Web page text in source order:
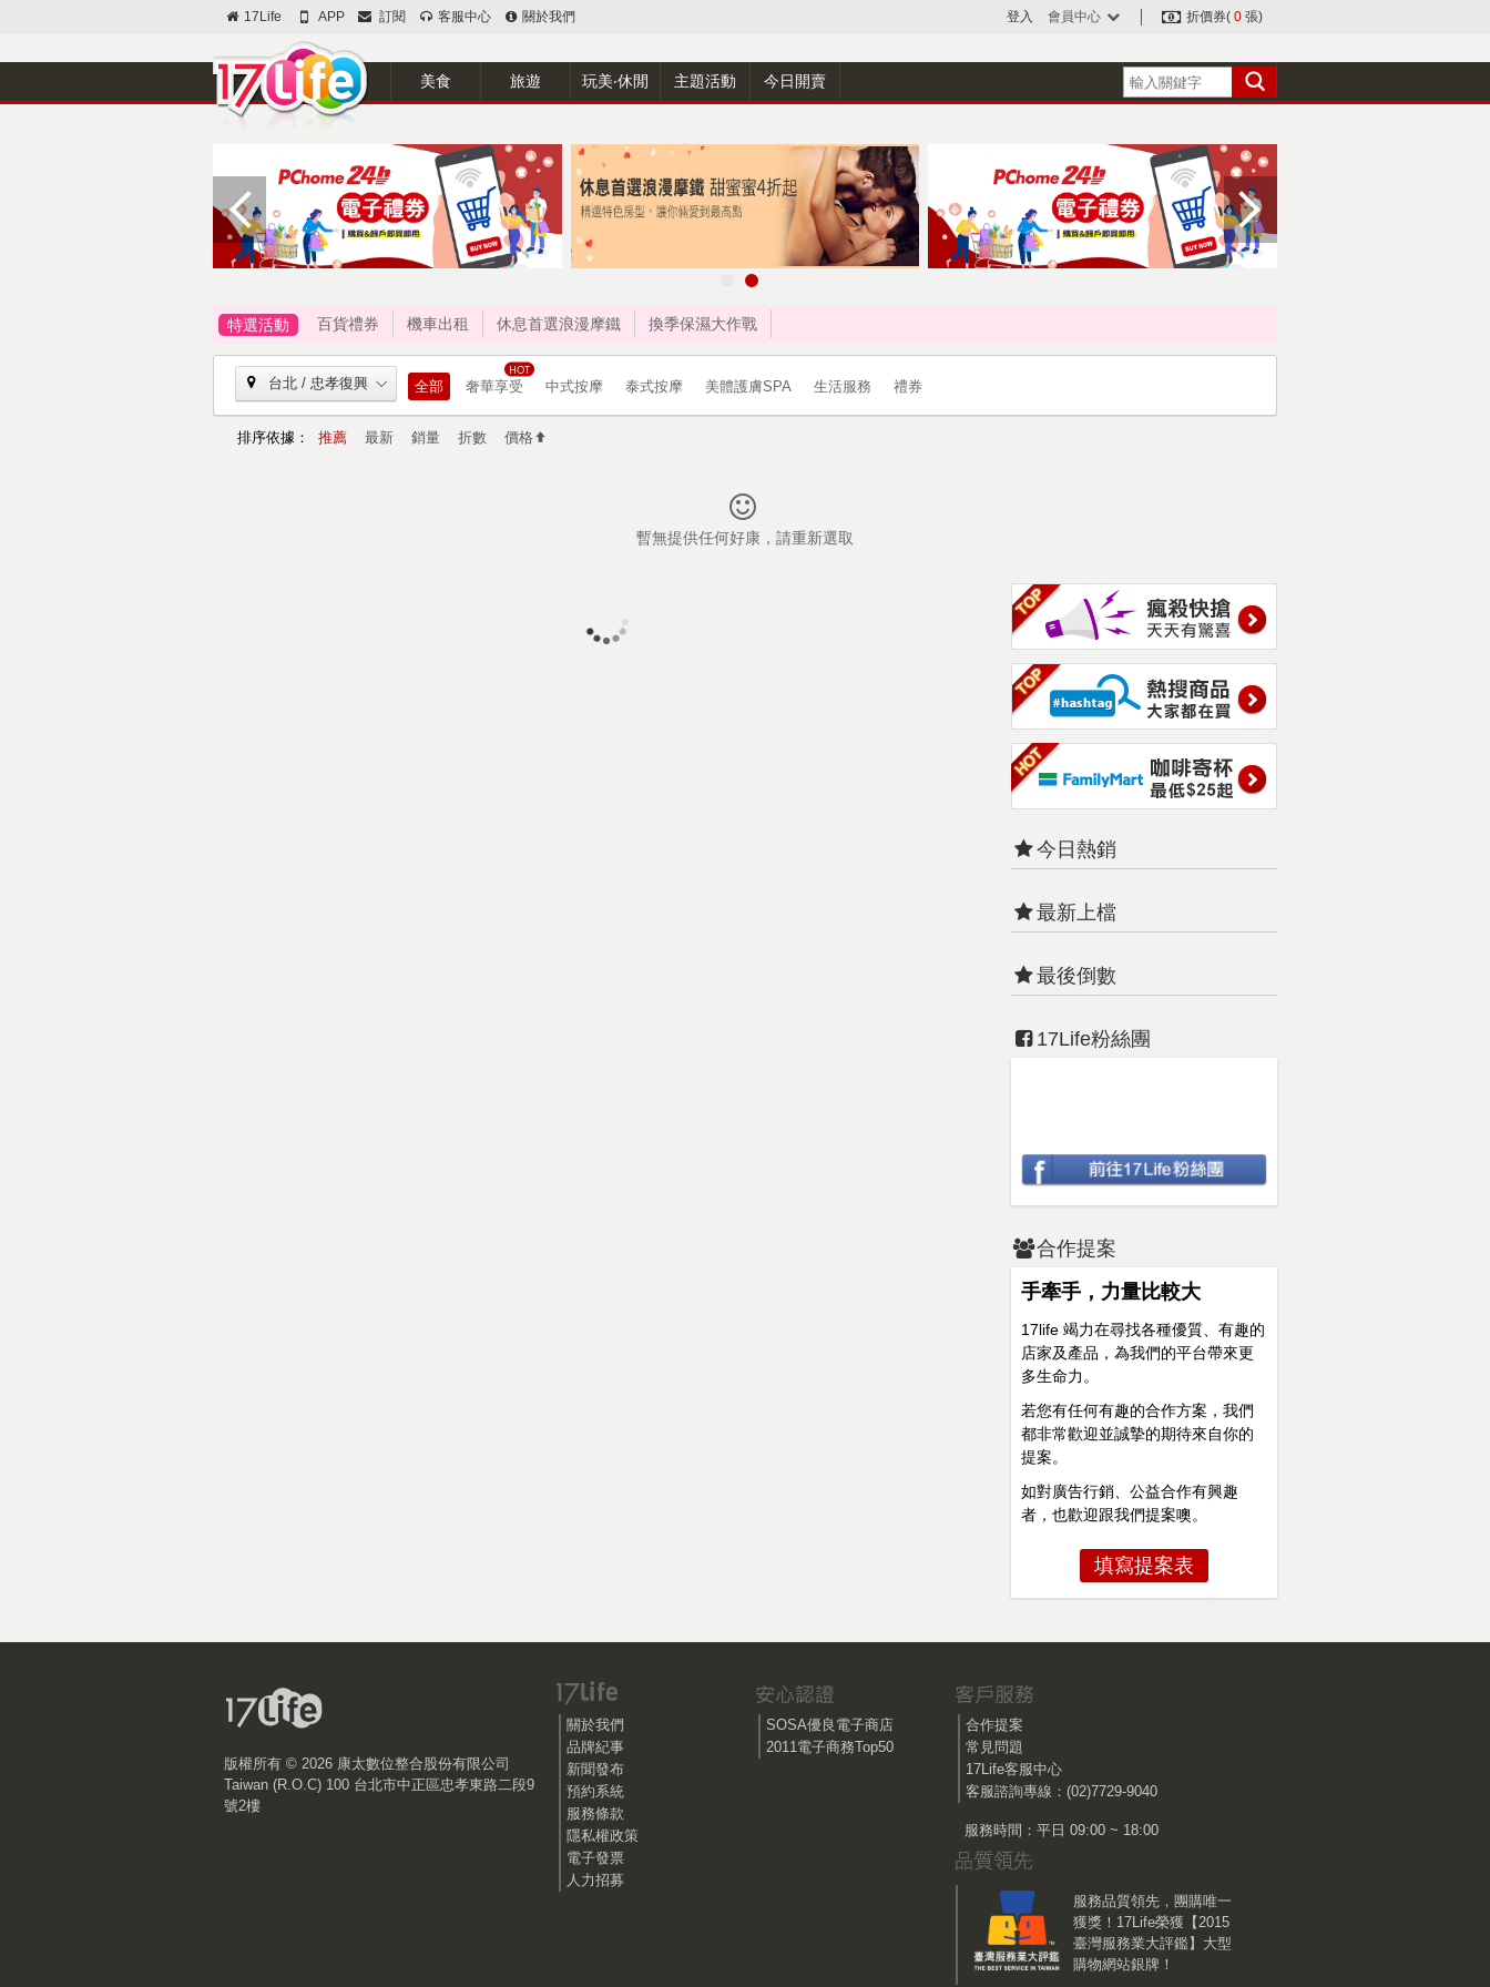
17Life APP 訂閱 客服中心 關於我們 登入 會員中心 折價券( 0 張)
美食 旅遊 玩美‧休閒 主題活動 今日開賣
特選活動 百貨禮券 機車出租 休息首選浪漫摩鐵 換季保濕大作戰
台北 / 忠孝復興 全部 奢華享受 中式按摩 泰式按摩 美體護膚SPA 生活服務 禮券
排序依據： 推薦 最新 銷量 折數 價格
暫無提供任何好康，請重新選取
今日熱銷
最新上檔
最後倒數
17Life粉絲團
合作提案
手牽手，力量比較大
17life 竭力在尋找各種優質、有趣的
店家及產品，為我們的平台帶來更
多生命力。
若您有任何有趣的合作方案，我們
都非常歡迎並誠摯的期待來自你的
提案。
如對廣告行銷、公益合作有興趣
者，也歡迎跟我們提案噢。
填寫提案表
版權所有 © 2026 康太數位整合股份有限公司
Taiwan (R.O.C) 100 台北市中正區忠孝東路二段9
號2樓
關於我們
品牌紀事
新聞發布
預約系統
服務條款
隱私權政策
電子發票
人力招募
SOSA優良電子商店
2011電子商務Top50
合作提案
常見問題
17Life客服中心
客服諮詢專線：(02)7729-9040
服務時間：平日 09:00 ~ 18:00
服務品質領先，團購唯一
獲獎！17Life榮獲【2015
臺灣服務業大評鑑】大型
購物網站銀牌！